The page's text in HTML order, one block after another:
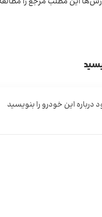
درباره این خودرو را بنویسید